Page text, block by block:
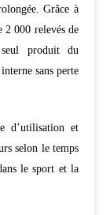
Grâce à
2 000 relevés de
seul produit du
sans perte
d’utilisation et
selon le temps
le sport et la